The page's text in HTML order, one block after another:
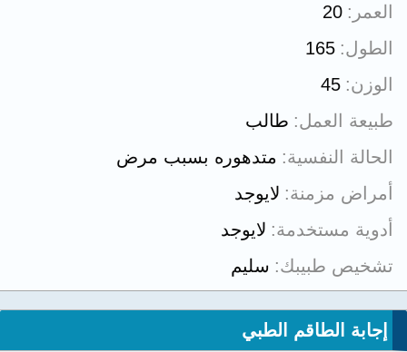
العمر
20
الطول 165
الوزن 45
طبيعة العمل طالب
الحالة النفسية
متدهوره بسبب مرض
أمراض مزمنة لايوجد
أدوية مستخدمة لايوجد
تشخيص طبيبك سليم
إجابة الطاقم الطبي